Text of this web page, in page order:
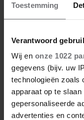
Toestemming
Verantwoord
Wij en onze 1022
gegevens (bijv. uw
technologieën zoals
apparaat op te
gepersonaliseerde
advertenties en
De nieuwe